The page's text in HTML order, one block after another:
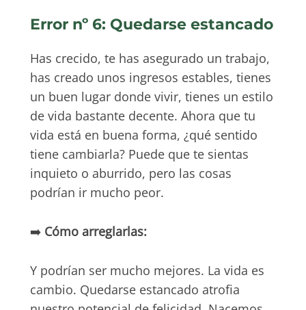
Error nº 6: Quedarse estancado
Has crecido, te has asegurado un trabajo,
has creado unos ingresos estables, tienes
un buen lugar donde vivir, tienes un estilo
de vida bastante decente. Ahora que tu
vida está en buena forma, ¿qué sentido
tiene cambiarla? Puede que te sientas
inquieto o aburrido, pero las cosas
podrían ir mucho peor.
➡️ Cómo arreglarlas:
Y podrían ser mucho mejores. La vida es
cambio. Quedarse estancado atrofia